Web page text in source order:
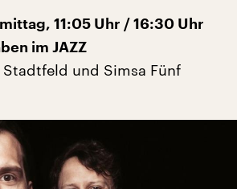
11:05 Uhr / 16:30 Uhr
im JAZZ
Stadtfeld und Simsa Fünf